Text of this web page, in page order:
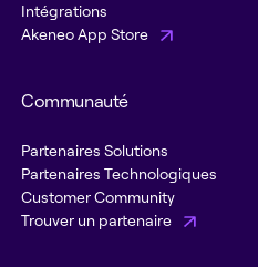
Intégrations
Akeneo App Store
Communauté
Partenaires Solutions
Partenaires Technologiques
Customer Community
Trouver un partenaire